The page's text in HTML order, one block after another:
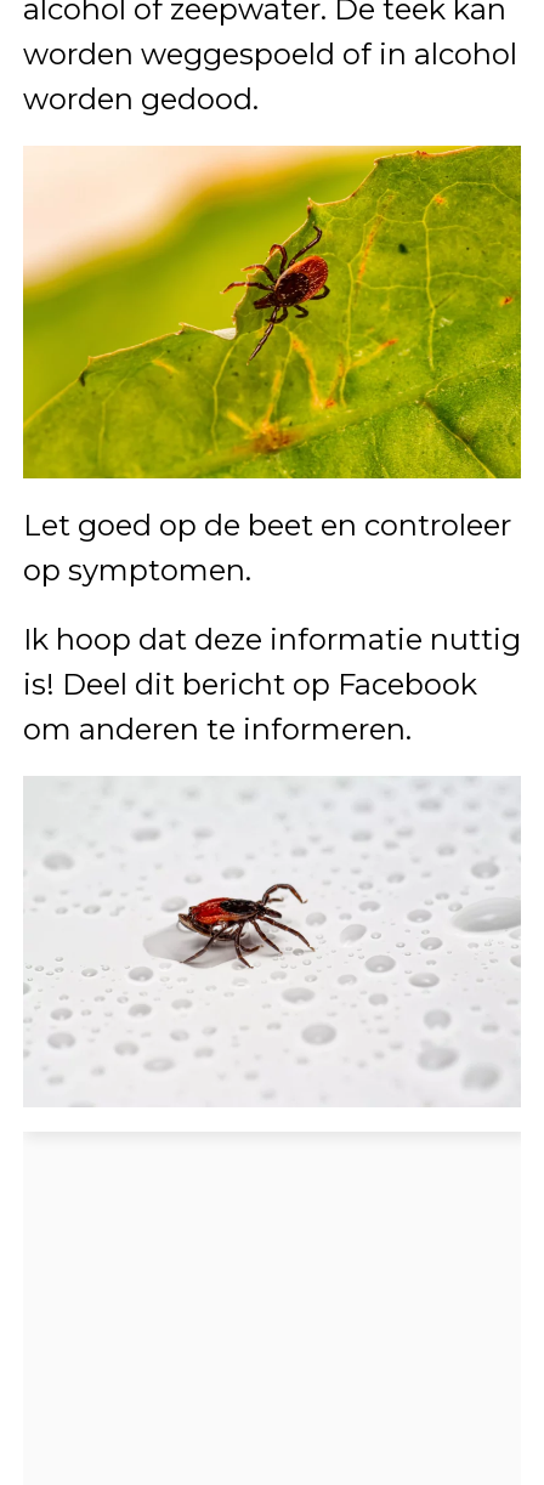
alcohol of zeepwater. De teek kan
worden weggespoeld of in alcohol
worden gedood.
Let goed op de beet en controleer
op symptomen.
Ik hoop dat deze informatie nuttig
is! Deel dit bericht op Facebook
om anderen te informeren.